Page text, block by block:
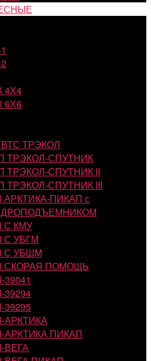
4Х4
6Х6
ТРЭКОЛ
ТРЭКОЛ-СПУТНИК
ТРЭКОЛ-СПУТНИК II
ТРЭКОЛ-СПУТНИК III
АРКТИКА-ПИКАП с
С КМУ
С УБГМ
С УБШМ
СКОРАЯ ПОМОЩЬ
АРКТИКА
АРКТИКА ПИКАП
ВЕГА